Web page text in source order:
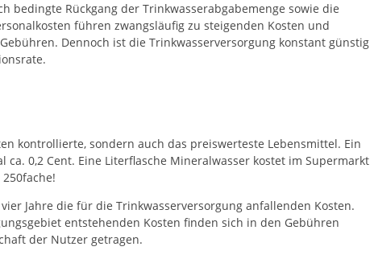
bedingte Rückgang der Trinkwasserabgabemenge sowie die
führen zwangsläufig zu steigenden Kosten und
Dennoch ist die Trinkwasserversorgung konstant günstig
kontrollierte, sondern auch das preiswerteste Lebensmittel. Ein
ca. 0,2 Cent. Eine Literflasche Mineralwasser kostet im Supermarkt
Jahre die für die Trinkwasserversorgung anfallenden Kosten.
entstehenden Kosten finden sich in den Gebühren
der Nutzer getragen.